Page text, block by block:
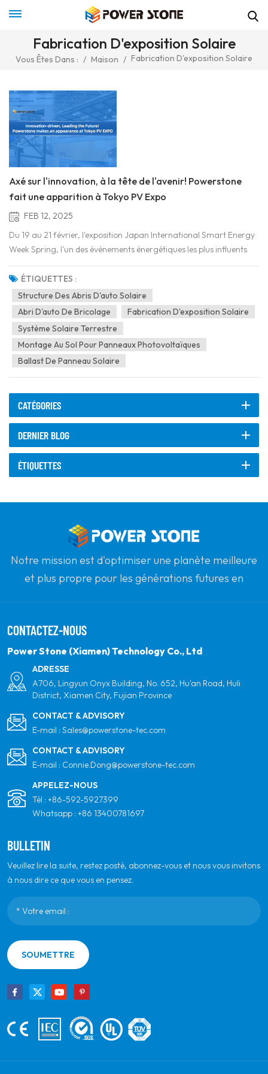
Fabrication D'exposition Solaire
Vous Êtes Dans : / Maison / Fabrication D'exposition Solaire
Axé sur l'innovation, à la tête de l'avenir! Powerstone
fait une apparition à Tokyo PV Expo
FEB 12, 2025
Du 19 au 21 février, l'exposition Japan International Smart Energy
Week Spring, l'un des événements énergétiques les plus influents
d'Asie, a eu lieu comme prévu à Tokyo. Cette exposition a réuni les
principales technologies énergétiques et produits innovants du
monde. Notre entreprise a présenté so...
ÉTIQUETTES :
Structure Des Abris D'auto Solaire
Abri D'auto De Bricolage
Fabrication D'exposition Solaire
Système Solaire Terrestre
Montage Au Sol Pour Panneaux Photovoltaïques
Ballast De Panneau Solaire
CATÉGORIES
DERNIER BLOG
ÉTIQUETTES
Notre mission est d'optimiser une planète meilleure
et plus propre pour les générations futures en
propre et de votre partenaire mondial le plus fiable
pour la qualité, le professionnalisme et l'innovation.
CONTACTEZ-NOUS
Power Stone (Xiamen) Technology Co., Ltd
ADRESSE
A706, Lingyun Onyx Building, No. 652, Hu'an Road, Huli
District, Xiamen City, Fujian Province
CONTACT & ADVISORY
E-mail : Sales@powerstone-tec.com
CONTACT & ADVISORY
E-mail : Connie.Dong@powerstone-tec.com
APPELEZ-NOUS
Tél : +86-592-5927399
Whatsapp : +86 13400781697
BULLETIN
Veuillez lire la suite, restez posté, abonnez-vous et nous vous invitons
à nous dire ce que vous en pensez.
SOUMETTRE